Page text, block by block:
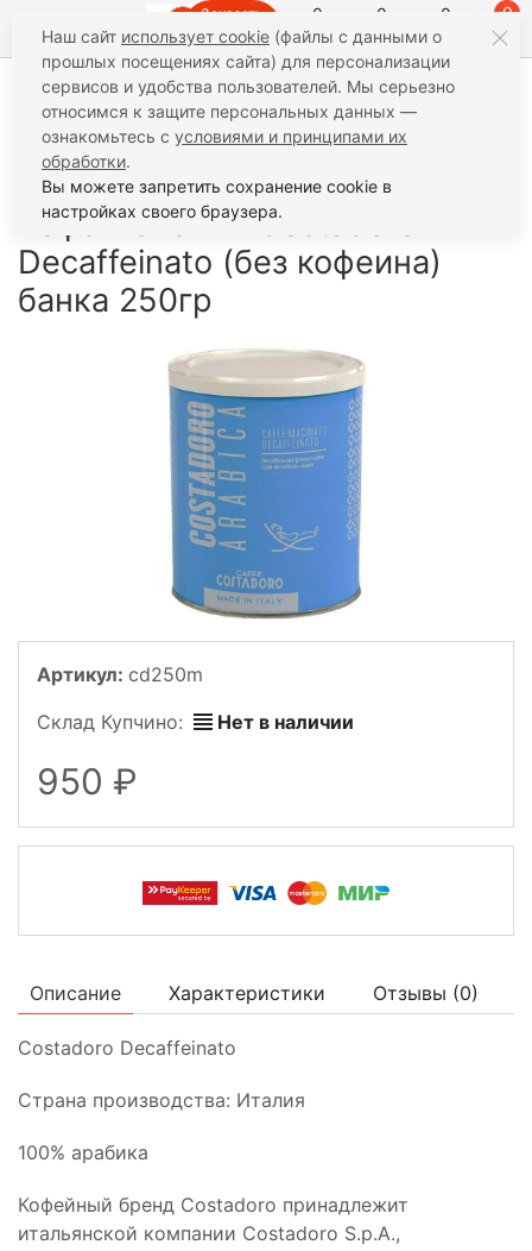
Заказать
звонок
0 0 0 0
Кофе Молотый кофе
По Производителю
Costadoro (Италия)
Кофе молотый Costadoro Decaffeinato
(без кофеина) банка 250гр
Кофе молотый Costadoro
Decaffeinato (без кофеина)
банка 250гр
Артикул: cd250m
Склад Купчино:
Нет в наличии
950
Описание Характеристики Отзывы (0)
Costadoro Decaffeinato
Страна производства: Италия
100% арабика
Кофейный бренд Costadoro принадлежит
итальянской компании Costadoro S.p.A.,
Наш сайт использует cookie (файлы с данными о
прошлых посещениях сайта) для персонализации
сервисов и удобства пользователей. Мы серьезно
относимся к защите персональных данных —
ознакомьтесь с условиями и принципами их
обработки.
Вы можете запретить сохранение cookie в
настройках своего браузера.